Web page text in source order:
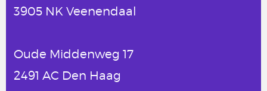
3905 NK Veenendaal
Oude Middenweg 17
2491 AC Den Haag